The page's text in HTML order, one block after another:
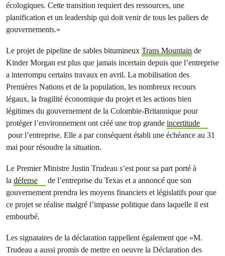
écologiques. Cette transition requiert des ressources, une
planification et un leadership qui doit venir de tous les paliers de
gouvernements.»
Le projet de pipeline de sables bitumineux Trans Mountain de
Kinder Morgan est plus que jamais incertain depuis que l’entreprise
a interrompu certains travaux en avril. La mobilisation des
Premières Nations et de la population, les nombreux recours
légaux, la fragilité économique du projet et les actions bien
légitimes du gouvernement de la Colombie-Britannique pour
protéger l’environnement ont créé une trop grande incertitude
pour l’entreprise. Elle a par conséquent établi une échéance au 31
mai pour résoudre la situation.
Le Premier Ministre Justin Trudeau s’est pour sa part porté à
la défense
de l’entreprise du Texas et a annoncé que son
gouvernement prendra les moyens financiers et législatifs pour que
ce projet se réalise malgré l’impasse politique dans laquelle il est
embourbé.
Les signataires de la déclaration rappellent également que «M.
Trudeau a aussi promis de mettre en oeuvre la Déclaration des